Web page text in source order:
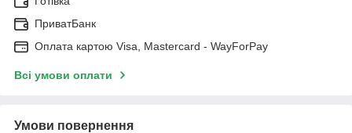
ПриватБанк
Оплата картою Visa, Mastercard - WayForPay
Всі умови оплати
Умови повернення